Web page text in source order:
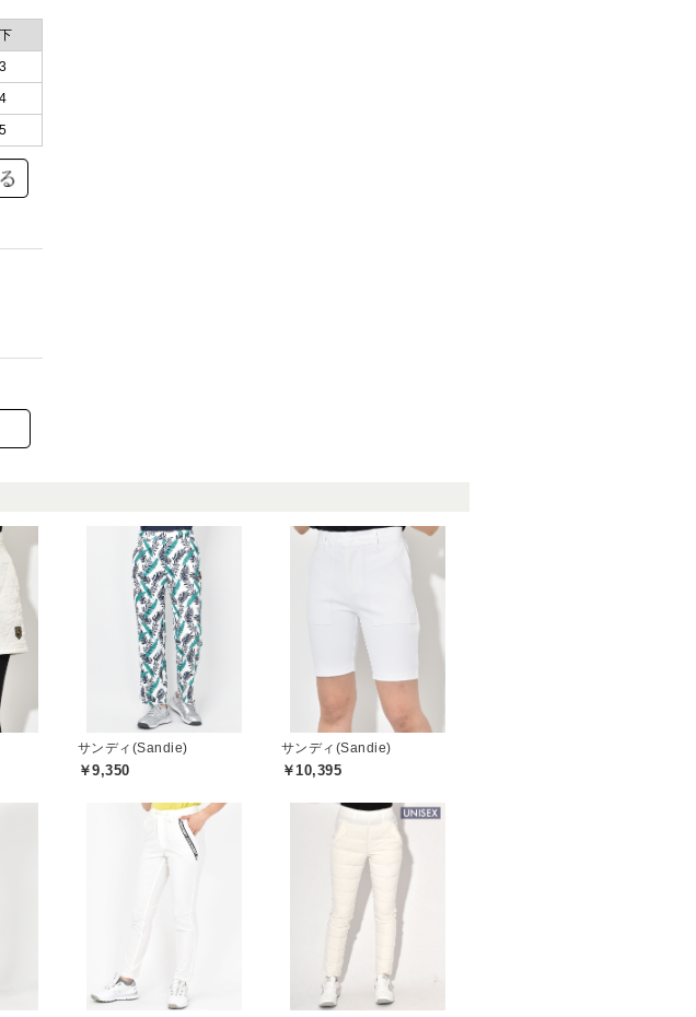
サンディ(Sandie)
￥9,350
サンディ(Sandie)
￥10,395